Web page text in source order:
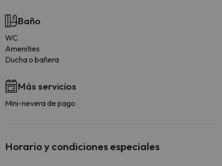
Baño
WC
Amenities
Ducha o bañera
Más servicios
Mini-nevera de pago
Horario y condiciones especiales